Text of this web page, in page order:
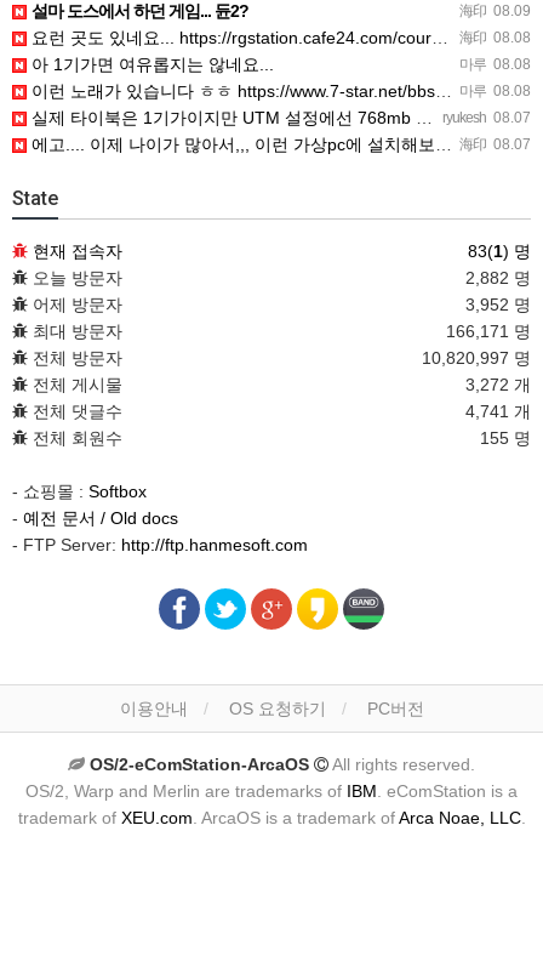
海印 08.09
설마 도스에서 하던 게임... 듄2?
海印 08.08
요런 곳도 있네요... https://rgstation.cafe24.com/course_tip/306500
마루 08.08
아 1기가면 여유롭지는 않네요...
마루 08.08
이런 노래가 있습니다 ㅎㅎ https://www.7-star.net/bbs/board.php?bo_table…
ryukesh 08.07
실제 타이북은 1기가이지만 UTM 설정에선 768mb 입니다. 1기가나 그 보다 넘게 설정하면 UTM 에뮬레…
海印 08.07
에고.... 이제 나이가 많아서,,, 이런 가상pc에 설치해보는 것도 귀찮군요.. ㅎㅎ 날씨도 덥고.....…
State
현재 접속자 83(1) 명
오늘 방문자
2,882 명
어제 방문자
3,952 명
최대 방문자
166,171 명
전체 방문자
10,820,997 명
전체 게시물
3,272 개
전체 댓글수
4,741 개
전체 회원수
155 명
- 쇼핑몰 : Softbox
- 예전 문서 / Old docs
- FTP Server: http://ftp.hanmesoft.com
이용안내 OS 요청하기 PC버전
OS/2-eComStation-ArcaOS
All rights reserved.
OS/2, Warp and Merlin are trademarks of IBM . eComStation is a
trademark of XEU.com . ArcaOS is a trademark ofArca Noae, LLC.